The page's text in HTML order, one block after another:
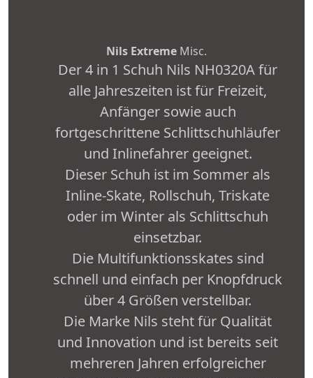
Nils Extreme Misc.
Der 4 in 1 Schuh Nils NH0320A für
alle Jahreszeiten ist für Freizeit,
Anfänger sowie auch
fortgeschrittene Schlittschuhläufer
und Inlinefahrer geeignet.
Dieser Schuh ist im Sommer als
Inline-Skate, Rollschuh, Triskate
oder im Winter als Schlittschuh
einsetzbar.
Die Multifunktionsskates sind
schnell und einfach per Knopfdruck
über 4 Größen verstellbar.
Die Marke Nils steht für Qualität
und Innovation und ist bereits seit
mehreren Jahren erfolgreicher